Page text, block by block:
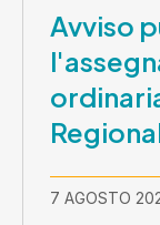
Avviso
7 AGOSTO